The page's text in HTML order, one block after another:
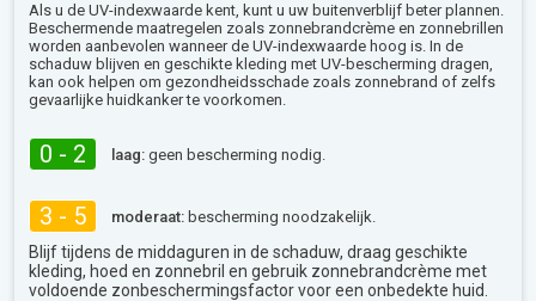
Als u de UV-indexwaarde kent, kunt u uw buitenverblijf beter plannen.
Beschermende maatregelen zoals zonnebrandcrème en zonnebrillen
worden aanbevolen wanneer de UV-indexwaarde hoog is. In de
schaduw blijven en geschikte kleding met UV-bescherming dragen,
kan ook helpen om gezondheidsschade zoals zonnebrand of zelfs
gevaarlijke huidkanker te voorkomen.
0 - 2 laag: geen bescherming nodig.
3 - 5 moderaat: bescherming noodzakelijk.
Blijf tijdens de middaguren in de schaduw, draag geschikte
kleding, hoed en zonnebril en gebruik zonnebrandcrème met
voldoende zonbeschermingsfactor voor een onbedekte huid.